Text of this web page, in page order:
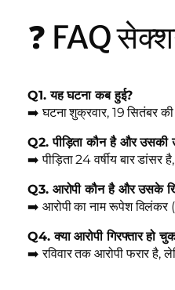
❓ FAQ
Q1. यह घटना कब हुई?
➡️ घटना शुक्रवार, 19 सितंबर
Q2. पीड़िता कौन है और उसकी
➡️ पीड़िता 24 वर्षीय बार
Q3. आरोपी कौन है और उसके
➡️ आरोपी का नाम रूपेश विलंकर
Q4. क्या आरोपी गिरफ्तार हो
➡️ रविवार तक आरोपी फरार है,